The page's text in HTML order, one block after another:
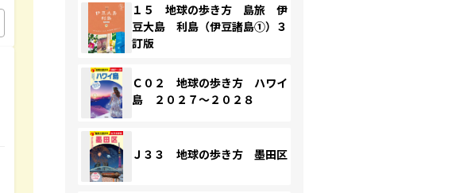
１５ 地球の歩き方 島旅 伊
豆大島 利島（伊豆諸島①）３
訂版
Ｃ０２ 地球の歩き方 ハワイ
島 ２０２７～２０２８
Ｊ３３ 地球の歩き方 墨田区